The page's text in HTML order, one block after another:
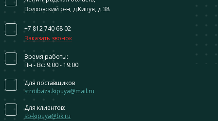
Волховский р-н, д.Кипуя, д.38
+7 812 740 68 02
Заказать звонок
Время работы:
Пн - Вс: 9:00 - 19:00
Для поставщиков
stroibaza.kipuya@mail.ru
Для клиентов:
sb-kipuya@bk.ru